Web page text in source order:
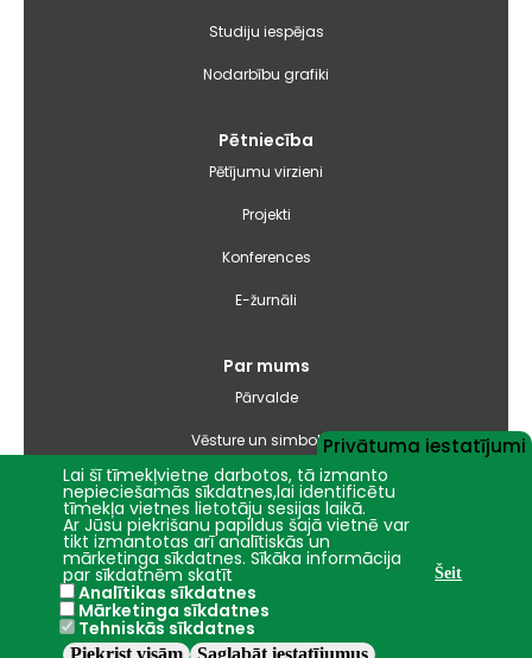
Studiju iespējas
Nodarbību grafiki
Pētniecība
Pētījumu virzieni
Projekti
Konferences
E-žurnāli
Par mums
Pārvalde
Vēsture un simbolika
Studiju virzienu pārskati un pašnovērtējuma ziņojumi
Iepirkumi
Nāc studēt
Privātuma iestatījumi
Lai šī tīmekļvietne darbotos, tā izmanto
nepieciešamās sīkdatnes,lai identificētu
tīmekļa vietnes lietotāju sesijas laikā.
Ar Jūsu piekrišanu papildus šajā vietnē var
tikt izmantotas arī analītiskās un
mārketinga sīkdatnes. Sīkāka informācija
par sīkdatnēm skatīt Šeit
Analītikas sīkdatnes
Mārketinga sīkdatnes
Tehniskās sīkdatnes
Saglabāt iestatījumus
Piekrist visām